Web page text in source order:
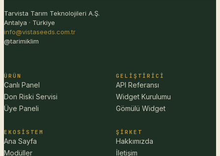
Tarvista Tarım Teknolojileri A.Ş.
Antalya · Türkiye
info@vistaseeds.com.tr
@tarimiklim
ÜRÜN
Canlı Panel
Don Riski Servisi
Üye Paneli
GELIŞTIRICI
API Referansı
Widget Kurulumu
Gömülü Widget
EKOSISTEM
Ana Sayfa
Modüller
ŞIRKET
Hakkımızda
İletişim